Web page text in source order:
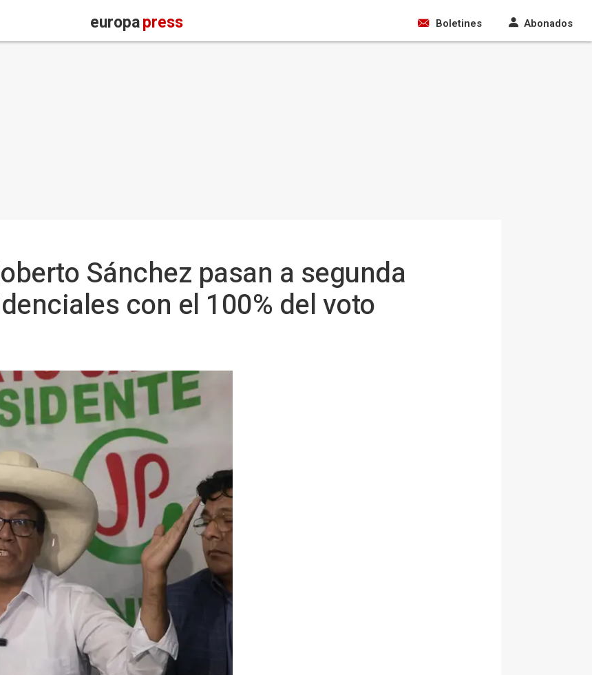
europapress Boletines Abonados
Sánchez pasan a segunda
con el 100% del voto